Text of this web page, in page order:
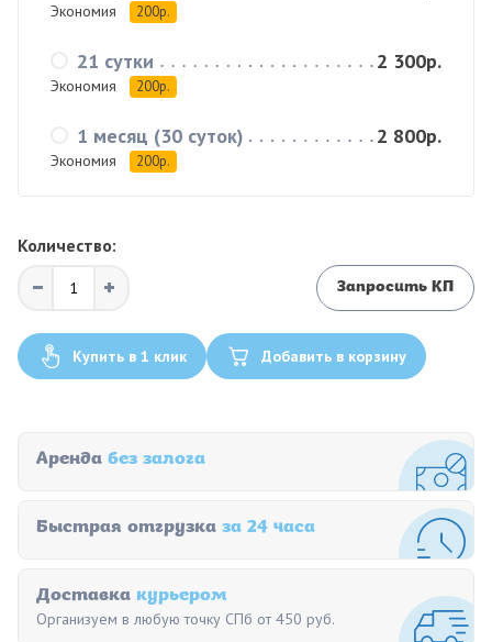
Экономия 200р.
21 сутки 2 300р.
Экономия 200р.
1 месяц (30 суток) 2 800р.
Экономия 200р.
Количество:
Запросить КП
Купить в 1 клик Добавить в корзину
Аренда без залога
Быстрая отгрузка за 24 часа
Доставка курьером
Организуем в любую точку СПб от 450 руб.